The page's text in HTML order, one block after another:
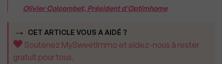
Olivier Colcombet, Président d'Optimhome
CET ARTICLE VOUS A AIDÉ ?
Soutenez MySweetImmo et aidez-nous à rester
gratuit pour tous.